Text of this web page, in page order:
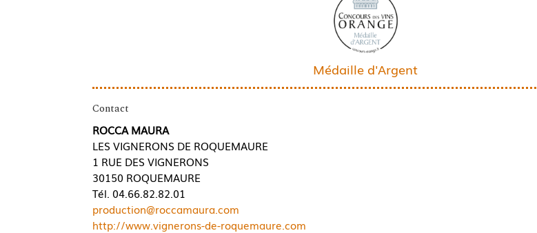
Médaille d'Argent
Contact
ROCCA MAURA
LES VIGNERONS DE ROQUEMAURE
1 RUE DES VIGNERONS
30150 ROQUEMAURE
Tél. 04.66.82.82.01
production@roccamaura.com
http://www.vignerons-de-roquemaure.com